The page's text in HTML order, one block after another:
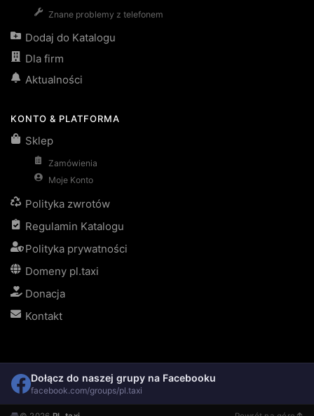
Znane problemy z telefonem
Dodaj do Katalogu
Dla firm
Aktualności
KONTO & PLATFORMA
Sklep
Zamówienia
Moje Konto
Polityka zwrotów
Regulamin Katalogu
Polityka prywatności
Domeny pl.taxi
Donacja
Kontakt
Dołącz do naszej grupy na Facebooku
facebook.com/groups/pl.taxi